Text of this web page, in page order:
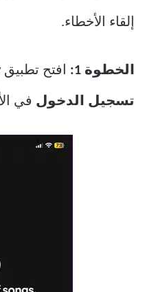
إلقاء الأخطاء.
الخطوة 1: افتح تطبيق
تسجيل الدخول في